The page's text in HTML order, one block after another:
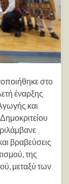
στο
έναρξης
και
βραβεύσεις
της
μεταξύ των